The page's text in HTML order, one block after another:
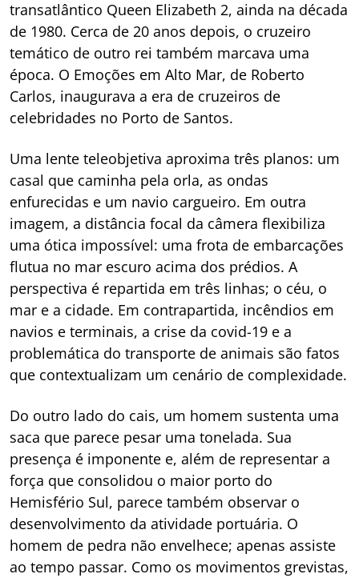
transatlântico Queen Elizabeth 2, ainda na década
de 1980. Cerca de 20 anos depois, o cruzeiro
temático de outro rei também marcava uma
época. O Emoções em Alto Mar, de Roberto
Carlos, inaugurava a era de cruzeiros de
celebridades no Porto de Santos.
Uma lente teleobjetiva aproxima três planos: um
casal que caminha pela orla, as ondas
enfurecidas e um navio cargueiro. Em outra
imagem, a distância focal da câmera flexibiliza
uma ótica impossível: uma frota de embarcações
flutua no mar escuro acima dos prédios. A
perspectiva é repartida em três linhas; o céu, o
mar e a cidade. Em contrapartida, incêndios em
navios e terminais, a crise da covid-19 e a
problemática do transporte de animais são fatos
que contextualizam um cenário de complexidade.
Do outro lado do cais, um homem sustenta uma
saca que parece pesar uma tonelada. Sua
presença é imponente e, além de representar a
força que consolidou o maior porto do
Hemisfério Sul, parece também observar o
desenvolvimento da atividade portuária. O
homem de pedra não envelhece; apenas assiste
ao tempo passar. Como os movimentos grevistas,